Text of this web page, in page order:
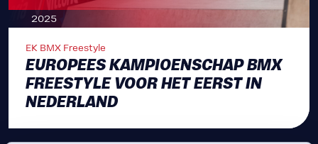
2025
EK BMX Freestyle
EUROPEES KAMPIOENSCHAP BMX
FREESTYLE VOOR HET EERST IN
NEDERLAND